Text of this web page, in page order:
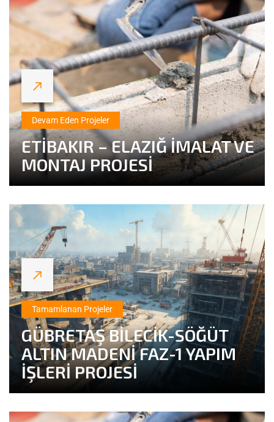
Devam Eden Projeler
ETİBAKIR – ELAZIĞ İMALAT VE
MONTAJ PROJESİ
Tamamlanan Projeler
GÜBRETAŞ BİLECİK-SÖĞÜT
ALTIN MADENİ FAZ-1 YAPIM
İŞLERİ PROJESİ